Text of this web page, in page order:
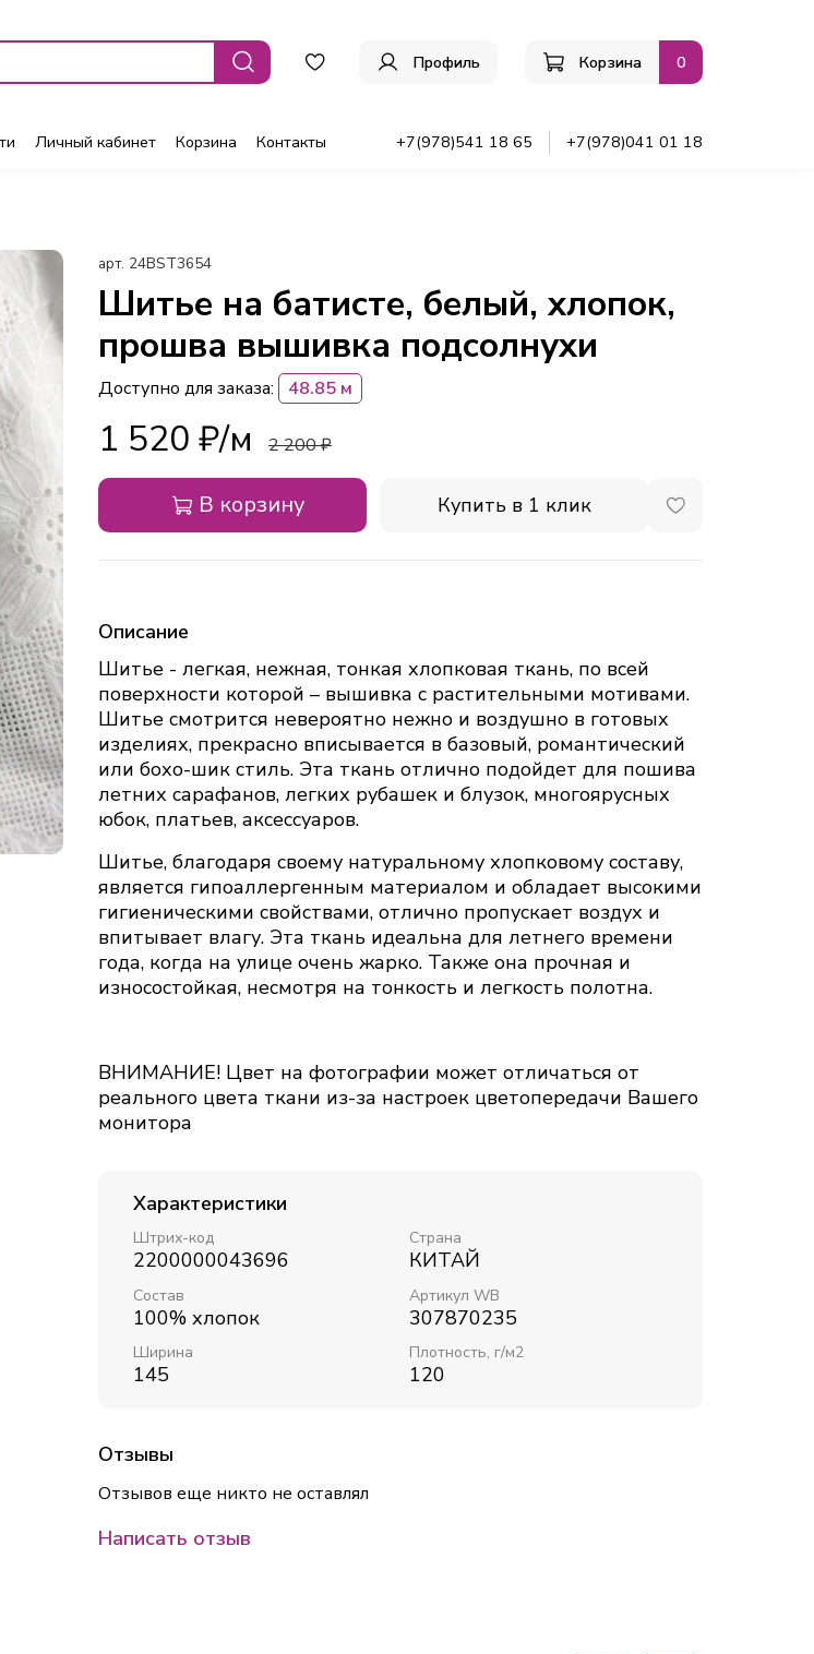
Профиль Корзина 0
Личный кабинет Корзина Контакты +7(978)541 18 65 +7(978)041 01 18
арт. 24BST3654
Шитье на батисте, белый, хлопок,
прошва вышивка подсолнухи
Доступно для заказа: 48.85 м
1 520 ₽ 2 200 ₽
В корзину Купить в 1 клик
Описание
Шитье - легкая, нежная, тонкая хлопковая ткань, по всей
поверхности которой – вышивка с растительными мотивами.
Шитье смотрится невероятно нежно и воздушно в готовых
изделиях, прекрасно вписывается в базовый, романтический
или бохо-шик стиль. Эта ткань отлично подойдет для пошива
летних сарафанов, легких рубашек и блузок, многоярусных
юбок, платьев, аксессуаров.
Шитье, благодаря своему натуральному хлопковому составу,
является гипоаллергенным материалом и обладает высокими
гигиеническими свойствами, отлично пропускает воздух и
впитывает влагу. Эта ткань идеальна для летнего времени
года, когда на улице очень жарко. Также она прочная и
износостойкая, несмотря на тонкость и легкость полотна.
ВНИМАНИЕ! Цвет на фотографии может отличаться от
реального цвета ткани из-за настроек цветопередачи Вашего
монитора
Характеристики
Штрих-код
2200000043696
Страна
КИТАЙ
Состав
100% хлопок
Артикул WB
307870235
Ширина
145
Плотность, г/м2
120
Отзывы
Отзывов еще никто не оставлял
Написать отзыв